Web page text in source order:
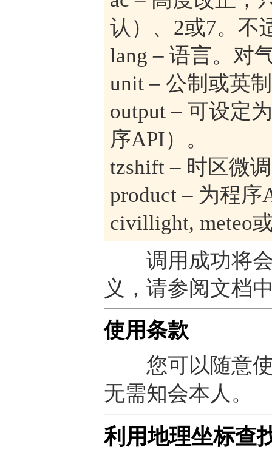
认）、2或7。不
lang – 语言。对
unit – 公制或英
output – 可设定
序API）。
tzshift – 时区微
product – 为程
civillight, meteo
调用成功将会
义，请参阅文档
使用条款
您可以随意使
无需知会本人。
利用地理坐标查